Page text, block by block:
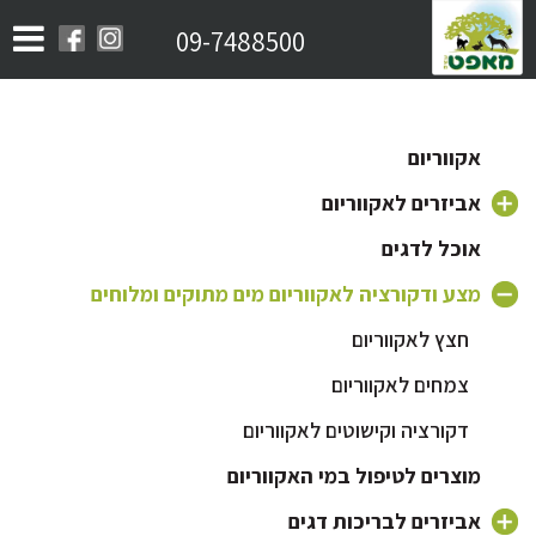
09-7488500
אקווריום
אביזרים לאקווריום
משאבה לאקווריום
פילטר לאקווריום
ראש כוח לאקווריום
תאורה לאקווריום
מזרקה לאקווריום
גוף חימום לאקווריום
מוצרי Aquael
אוכל לדגים
מצע ודקורציה לאקווריום מים מתוקים ומלוחים
חצץ לאקווריום
צמחים לאקווריום
דקורציה וקישוטים לאקווריום
מוצרים לטיפול במי האקווריום
אביזרים לבריכות דגים